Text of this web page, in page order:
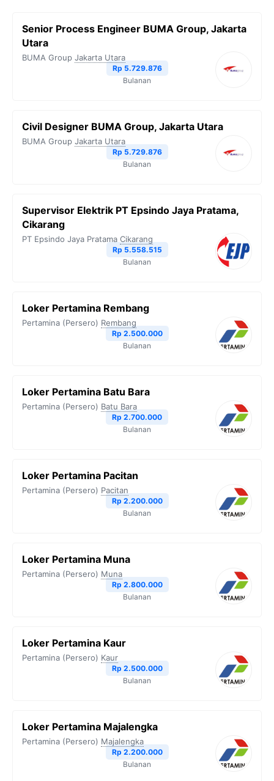
Senior Process Engineer BUMA Group, Jakarta
Utara
BUMA Group Jakarta Utara
Rp 5.729.876
Bulanan
Civil Designer BUMA Group, Jakarta Utara
BUMA Group Jakarta Utara
Rp 5.729.876
Bulanan
Supervisor Elektrik PT Epsindo Jaya Pratama,
Cikarang
PT Epsindo Jaya Pratama Cikarang
Rp 5.558.515
Bulanan
Loker Pertamina Rembang
Pertamina (Persero) Rembang
Rp 2.500.000
Bulanan
Loker Pertamina Batu Bara
Pertamina (Persero) Batu Bara
Rp 2.700.000
Bulanan
Loker Pertamina Pacitan
Pertamina (Persero) Pacitan
Rp 2.200.000
Bulanan
Loker Pertamina Muna
Pertamina (Persero) Muna
Rp 2.800.000
Bulanan
Loker Pertamina Kaur
Pertamina (Persero) Kaur
Rp 2.500.000
Bulanan
Loker Pertamina Majalengka
Pertamina (Persero) Majalengka
Rp 2.200.000
Bulanan